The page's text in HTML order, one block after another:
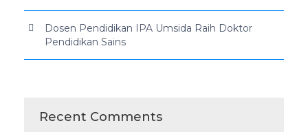
Dosen Pendidikan IPA Umsida Raih Doktor
Pendidikan Sains
Recent Comments